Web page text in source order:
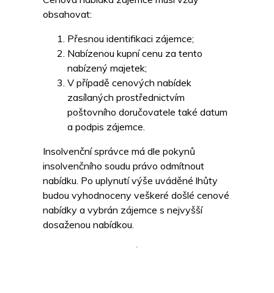
obsahovat:
Přesnou identifikaci zájemce;
Nabízenou kupní cenu za tento
nabízený majetek;
V případě cenových nabídek
zasílaných prostřednictvím
poštovního doručovatele také datum
a podpis zájemce.
Insolvenční správce má dle pokynů
insolvenčního soudu právo odmítnout
nabídku. Po uplynutí výše uváděné lhůty
budou vyhodnoceny veškeré došlé cenové
nabídky a vybrán zájemce s nejvyšší
dosaženou nabídkou.